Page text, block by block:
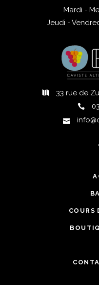
Mardi -
Jeudi -
33 rue de
COURS